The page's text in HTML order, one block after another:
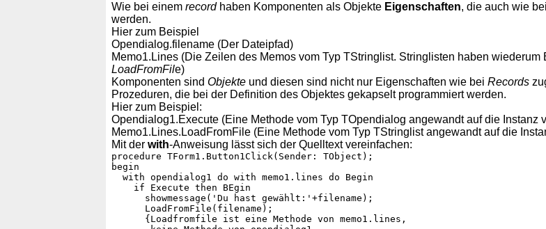
Wie bei einem recordhaben Komponenten als Objekte Eigenschaften, die auch wie bei
werden.
Hier zum Beispiel
Opendialog.filename (Der Dateipfad)
Memo1.Lines (Die Zeilen des Memos vom Typ TStringlist. Stringlisten haben wiederum
LoadFromFile)
Komponenten sind Objekte und diesen sind nicht nur Eigenschaften wie bei Records
Prozeduren, die bei der Definition des Objektes gekapselt programmiert werden.
Hier zum Beispiel:
Opendialog1.Execute (Eine Methode vom Typ TOpendialog angewandt auf die Instanz
Memo1.Lines.LoadFromFile (Eine Methode vom Typ TStringlist angewandt auf die
Mit der with-Anweisung lässt sich der Quelltext vereinfachen:
procedure TForm1.Button1Click(Sender: TObject);
begin
  with opendialog1 do with memo1.lines do Begin
    if Execute then BEgin
      showmessage('Du hast gewählt:'+filename);
      LoadFromFile(filename);
      {Loadfromfile ist eine Methode von memo1.lines,